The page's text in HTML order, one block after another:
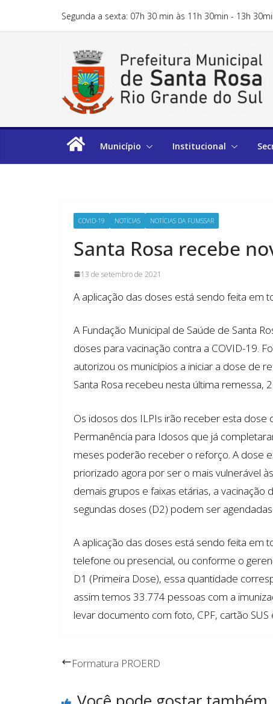
Segunda a sexta: 07h 30 min às 11h 30min - 13h
Município Institucional
COVID-19 NOTÍCIAS NOTÍCIAS DA FUMSSAR
Santa Rosa recebe
13 de setembro de 2021
A aplicação das doses está sendo feita em
A Fundação Municipal de Saúde de Santa
doses para vacinação contra a COVID-19.
autorizou os municípios a iniciar a dose de
Santa Rosa recebeu nesta última remessa,
Os idosos dos ILPIs irão receber esta
Permanência para Idosos que já
meses poderão receber o reforço. A dose
priorizado agora por ser o mais vulnerável
demais grupos e faixas etárias, a
segundas doses (D2) podem ser
A aplicação das doses está sendo feita em
telefone ou presencial, ou conforme o
D1 (Primeira Dose), essa quantidade
assim temos 33.774 pessoas com a
levar documento com foto, CPF, cartão
Formatura PROERD